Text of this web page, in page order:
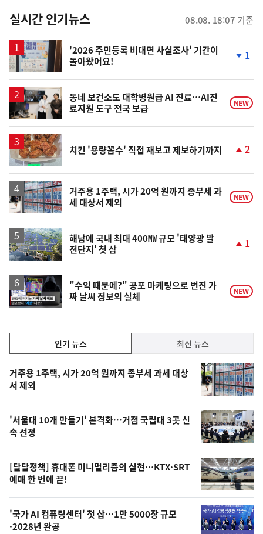
뉴
스
실시간 인기뉴스 08.08. 18:07 기준
'2026 주민등록 비대면 사실조사' 기간이
돌아왔어요!
락
1
동네 보건소도 대학병원급 AI 진료…AI진
료지원 도구 전국 보급
NEW
치킨 '용량꼼수' 직접 재보고 제보하기까지
승
2
거주용 1주택, 시가 20억 원까지 종부세 과
세 대상서 제외
NEW
해남에 국내 최대 400㎿ 규모 '태양광 발
전단지' 첫 삽
승
1
영
상
"수익 때문에?" 공포 마케팅으로 번진 가
짜 날씨 정보의 실체
NEW
기,
최
신,
오
늘
의
영
상
오
인기 뉴스 최신 뉴스
기
뉴
스
거주용 1주택, 시가 20억 원까지 종부세 과세 대상
서 제외
'서울대 10개 만들기' 본격화…거점 국립대 3곳 신
속 선정
[달달정책] 휴대폰 미니멀리즘의 실현…KTX·SRT
예매 한 번에 끝!
'국가 AI 컴퓨팅센터' 첫 삽…1만 5000장 규모
·2028년 완공